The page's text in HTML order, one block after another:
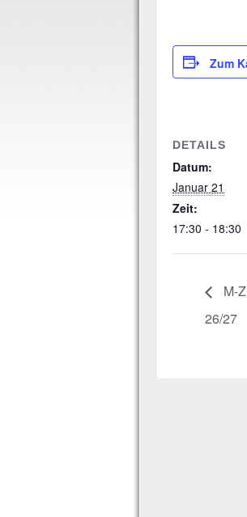
Zum
DETAILS
Datum:
Januar 21
Zeit:
17:30 - 18:30
M-
26/27